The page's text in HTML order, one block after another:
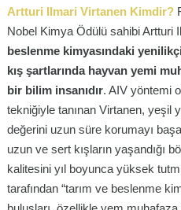
Artturi Ilmari Virtanen Kimdir?
Nobel Kimya Ödülü sahibi Artturi
beslenme kimyasındaki
kış şartlarında hayvan yemi
bir bilim insanıdır. AIV yöntemi
tekniğiyle tanınan Virtanen, yeşil
değerini uzun süre korumayı
uzun ve sert kışların yaşandığı
kalitesini yıl boyunca yüksek
tarafından “tarım ve beslenme